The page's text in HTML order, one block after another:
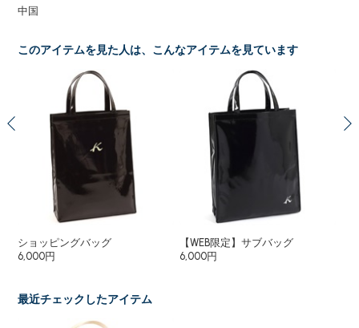
中国
このアイテムを見た人は、こんなアイテムを見ています
ショッピングバッグ
6,000円
【WEB限定】サブバッグ
6,000円
最近チェックしたアイテム